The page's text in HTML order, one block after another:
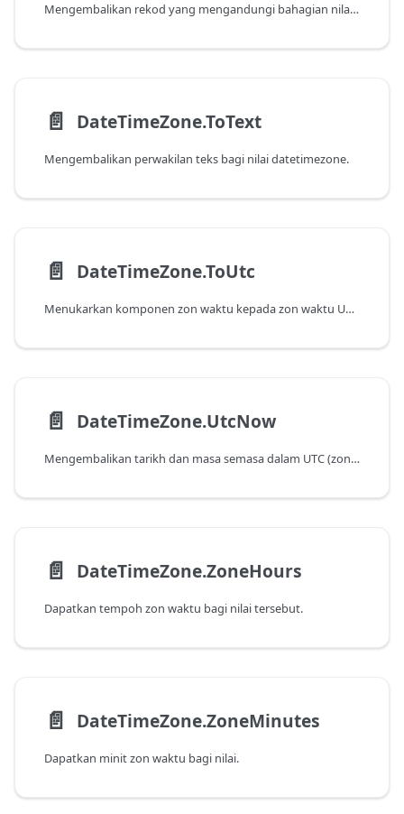
Mengembalikan rekod yang mengandungi bahagian nilai datetimezone.
📄️ DateTimeZone.ToText
Mengembalikan perwakilan teks bagi nilai datetimezone.
📄️ DateTimeZone.ToUtc
Menukarkan komponen zon waktu kepada zon waktu UTC.
📄️ DateTimeZone.UtcNow
Mengembalikan tarikh dan masa semasa dalam UTC (zon waktu GMT).
📄️ DateTimeZone.ZoneHours
Dapatkan tempoh zon waktu bagi nilai tersebut.
📄️ DateTimeZone.ZoneMinutes
Dapatkan minit zon waktu bagi nilai.